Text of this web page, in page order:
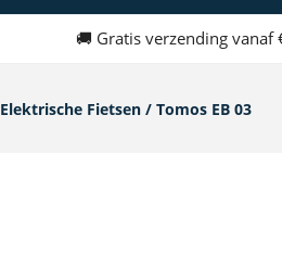
🚚 Gratis verzending vanaf
Elektrische Fietsen / Tomos EB 03